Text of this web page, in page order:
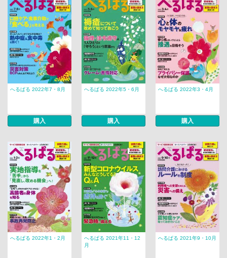
へるぱる 2022年7・8月
購入
へるぱる 2022年5・6月
購入
へるぱる 2022年3・4月
購入
へるぱる 2022年1・2月
へるぱる 2021年11・12
月
へるぱる 2021年9・10月